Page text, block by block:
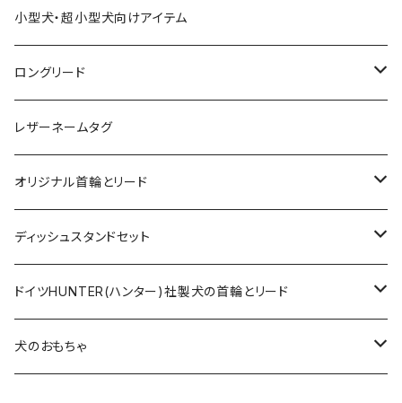
小型犬・超小型犬向けアイテム
ロングリード
オリジナル軽量ロングリード
オリジナルロングリード
レザーネームタグ
オリジナル首輪とリード
ロープとヌメ革の首輪とリード
ヌメ革の首輪とリード
アニリンレザーの首輪とリード
ディッシュスタンドセット
無垢の木とステンレスのディッシュスタンドセット
超小型犬〜中型犬サイズ
無垢の木と陶器のディッシュスタンドセット
ドイツHUNTER(ハンター)社製犬の首輪とリード
HUNTER(ハンター）社製首輪
犬のおもちゃ